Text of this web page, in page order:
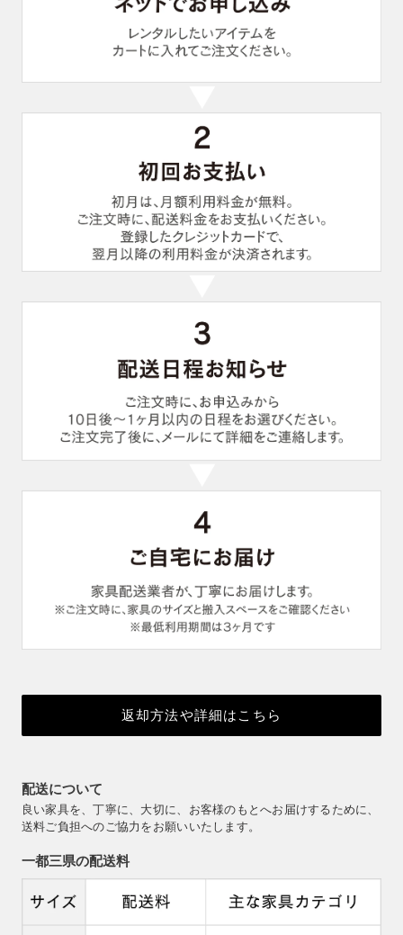
返却方法や詳細はこちら
配送について
良い家具を、丁寧に、大切に、お客様のもとへお届けするために、
送料ご負担へのご協力をお願いいたします。
一都三県の配送料